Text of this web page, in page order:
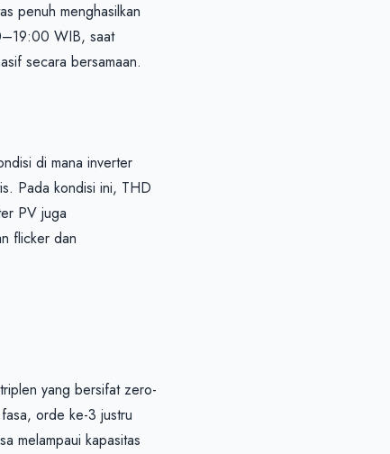
penuh menghasilkan
WIB, saat
di mana inverter
Pada kondisi ini, THD
PV juga
flicker dan
yang bersifat zero-
orde ke-3 justru
melampaui kapasitas